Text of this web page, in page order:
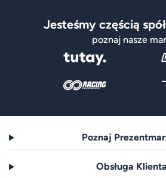
Jesteśmy częścią
poznaj nasze
Poznaj
Obsługa Klienta